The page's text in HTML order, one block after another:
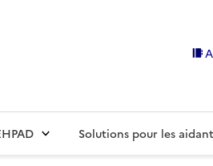
Solutions pour les